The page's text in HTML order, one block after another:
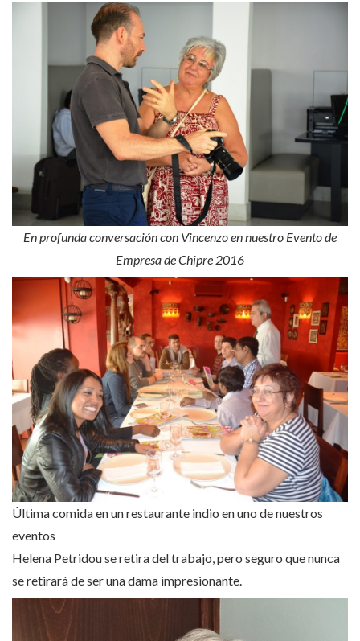
En profunda conversación con Vincenzo en nuestro Evento de
Empresa de Chipre 2016
Última comida en un restaurante indio en uno de nuestros
eventos
Helena Petridou se retira del trabajo, pero seguro que nunca
se retirará de ser una dama impresionante.